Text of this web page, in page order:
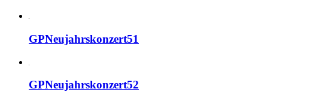
GPNeujahrskonzert51
GPNeujahrskonzert52